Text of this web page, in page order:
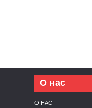
О нас
О НАС